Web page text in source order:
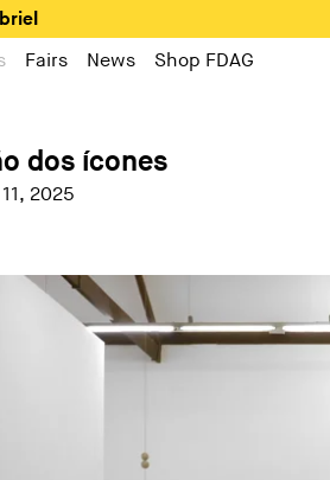
Fairs News Shop FDAG
dos ícones
2025